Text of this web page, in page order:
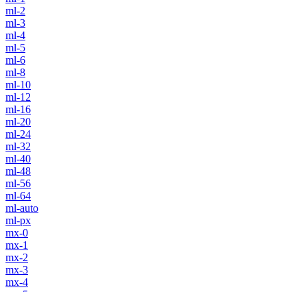
ml-2
ml-3
ml-4
ml-5
ml-6
ml-8
ml-10
ml-12
ml-16
ml-20
ml-24
ml-32
ml-40
ml-48
ml-56
ml-64
ml-auto
ml-px
mx-0
mx-1
mx-2
mx-3
mx-4